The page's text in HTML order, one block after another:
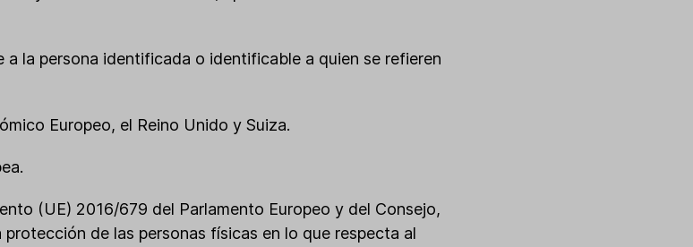
a la persona identificada o identificable a quien se refieren
Europeo, el Reino Unido y Suiza.
(UE) 2016/679 del Parlamento Europeo y del Consejo,
de las personas físicas en lo que respecta al